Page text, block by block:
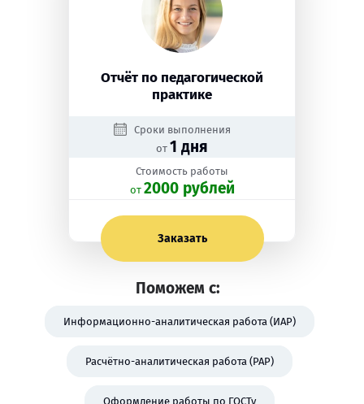
Отчёт по педагогической
практике
Сроки выполнения
от 1 дня
Стоимость работы
oт 2000 рублей
Заказать
Поможем с:
Информационно-аналитическая работа (ИАР)
Расчётно-аналитическая работа (РАР)
Оформление работы по ГОСТу